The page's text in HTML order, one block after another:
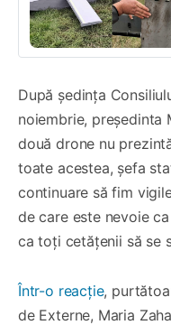
După ședința
noiembrie, președinta
două drone nu
toate acestea, șefa
continuare să fim
de care este nevoie
ca toți cetățenii să se
Într-o reacție,
de Externe, Maria